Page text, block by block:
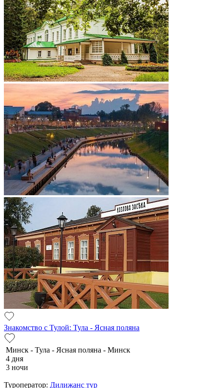
Знакомство с Тулой: Тула - Ясная поляна
Минск - Тула - Ясная поляна - Минск
4 дня
3 ночи
Туроператор: Дилижанс тур